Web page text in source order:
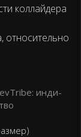
коллайдера
относительно